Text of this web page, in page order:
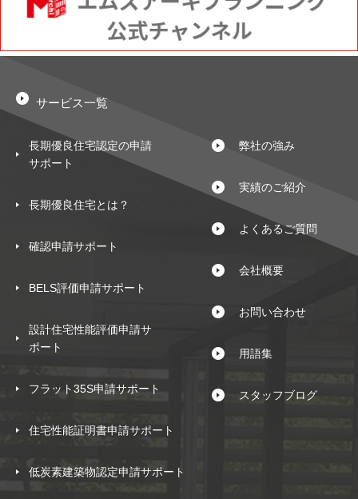
サービス一覧
長期優良住宅認定の申請
サポート
長期優良住宅とは？
確認申請サポート
BELS評価申請サポート
設計住宅性能評価申請サ
ポート
フラット35S申請サポート
住宅性能証明書申請サポート
低炭素建築物認定申請サポート
弊社の強み
実績のご紹介
よくあるご質問
会社概要
お問い合わせ
用語集
スタッフブログ